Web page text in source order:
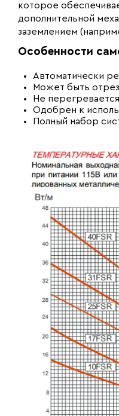
которое
дополнительной
заземлением
Особенности
Автоматически
Может быть
Не
Одобрен к
Полный набор